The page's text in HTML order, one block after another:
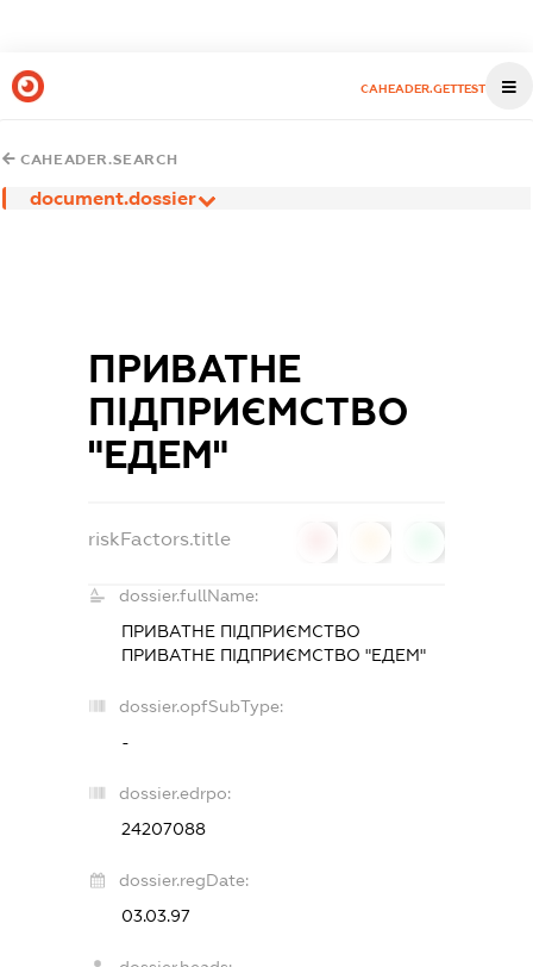
CAHEADER.GETTEST
CAHEADER.SEARCH
document.dossier
ПРИВАТНЕ
ПІДПРИЄМСТВО
"ЕДЕМ"
riskFactors.title
dossier.fullName:
ПРИВАТНЕ ПІДПРИЄМСТВО
ПРИВАТНЕ ПІДПРИЄМСТВО "ЕДЕМ"
dossier.opfSubType:
-
dossier.edrpo:
24207088
dossier.regDate:
03.03.97